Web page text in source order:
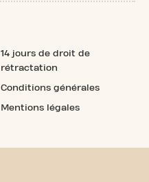
14 jours de droit de
rétractation
Conditions générales
Mentions légales